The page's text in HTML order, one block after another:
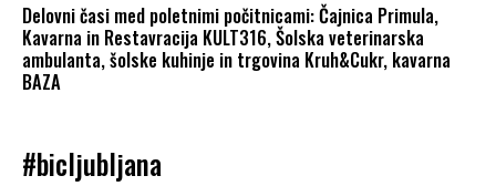
Delovni časi med poletnimi počitnicami: Čajnica Primula,
Kavarna in Restavracija KULT316, Šolska veterinarska
ambulanta, šolske kuhinje in trgovina Kruh&Cukr, kavarna
BAZA
#bicljubljana